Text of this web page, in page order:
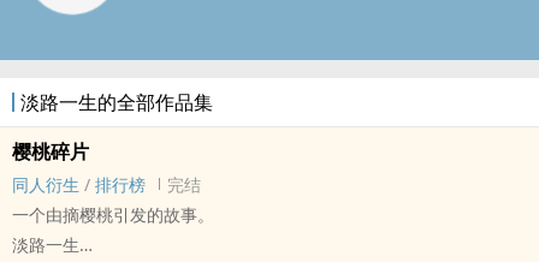
淡路一生的全部作品集
樱桃碎片
同人衍生 / 排行榜
完结
一个由摘樱桃引发的故事。
淡路一生